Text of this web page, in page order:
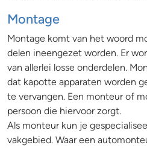
Montage
Montage komt van het woord
delen ineengezet worden. Er
van allerlei losse onderdelen.
dat kapotte apparaten worden
te vervangen. Een monteur of
persoon die hiervoor zorgt.
Als monteur kun je
vakgebied. Waar een